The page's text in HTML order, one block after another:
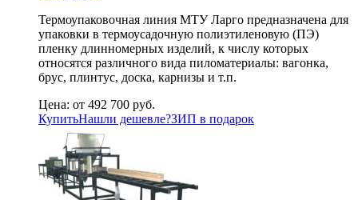
Термоупаковочная линия МТУ Ларго предназначена для
упаковки в термоусадочную полиэтиленовую (ПЭ)
пленку длинномерных изделий, к числу которых
относятся различного вида пиломатериалы: вагонка,
брус, плинтус, доска, карнизы и т.п.
Цена: от 492 700 руб.
КупитьНашли дешевле?ЗИП в подарок